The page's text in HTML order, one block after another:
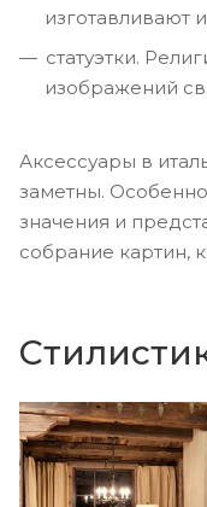
изготавливают
статуэтки.
изображений
Аксессуары в
заметны.
значения и
собрание картин,